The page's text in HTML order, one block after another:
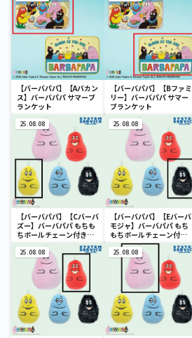
【バーバパパ】【Aバカン
ス】バーバパパ サマーブ
ランケット
【バーバパパ】【Bファミ
リー】バーバパパ サマー
ブランケット
25.08.08
【バーバパパ】【Cバーバ
ズー】バーバパパ もちも
ちボールチェーン付きぬ
いぐるみ
25.08.08
【バーバパパ】【Eバーバ
モジャ】バーバパパ もち
もちボールチェーン付き
ぬいぐるみ
25.08.08 25.08.08